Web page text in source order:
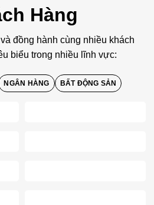
Hàng
đồng hành cùng nhiều khách
biểu trong nhiều lĩnh vực:
NGÂN HÀNG BẤT ĐỘNG SẢN